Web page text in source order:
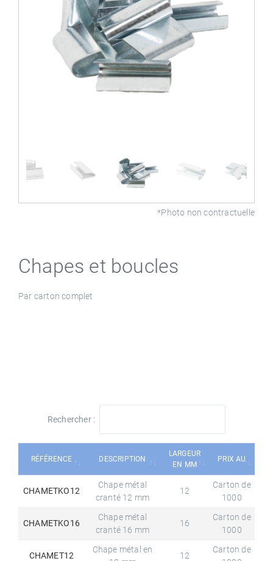
*Photo non contractuelle
Chapes et boucles
Par carton complet
Rechercher :
RÉFÉRENCE DESCRIPTION
LARGEUR
EN MM
PRIX AU
CHAMETKO12
Chape métal
cranté 12 mm
12
Carton de
1000
CHAMETKO16
Chape métal
cranté 16 mm
16
Carton de
1000
CHAMET12
Chape métal en
12
Carton de